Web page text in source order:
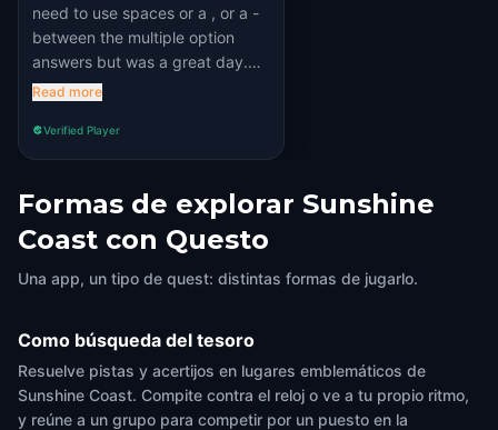
need to use spaces or a , or a -
between the multiple option
answers but was a great day.
we dressed up and had a ball 😊
Read more
Verified Player
Formas de explorar Sunshine
Coast con Questo
Una app, un tipo de quest: distintas formas de jugarlo.
Como búsqueda del tesoro
Resuelve pistas y acertijos en lugares emblemáticos de
Sunshine Coast. Compite contra el reloj o ve a tu propio ritmo,
y reúne a un grupo para competir por un puesto en la